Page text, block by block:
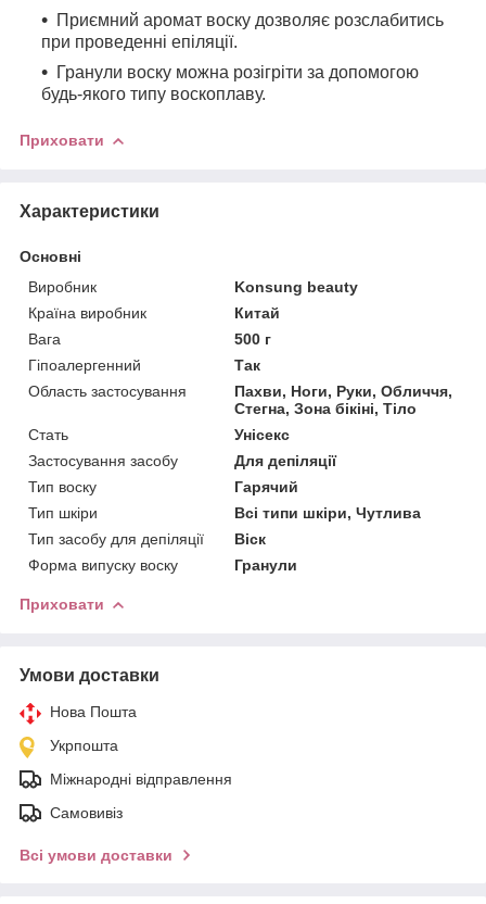
Приємний аромат воску дозволяє розслабитись
при проведенні епіляції.
Гранули воску можна розігріти за допомогою
будь-якого типу воскоплаву.
Приховати
Характеристики
Основні
Виробник
Konsung beauty
Країна виробник
Китай
Вага
500 г
Гіпоалергенний
Так
Область застосування
Пахви, Ноги, Руки, Обличчя,
Стегна, Зона бікіні, Тіло
Стать
Унісекс
Застосування засобу
Для депіляції
Тип воску
Гарячий
Тип шкіри
Всі типи шкіри, Чутлива
Тип засобу для депіляції
Віск
Форма випуску воску
Гранули
Приховати
Умови доставки
Нова Пошта
Укрпошта
Міжнародні відправлення
Самовивіз
Всі умови доставки